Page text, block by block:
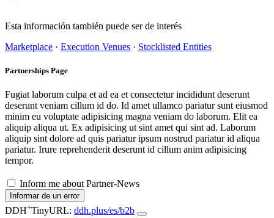
Esta información también puede ser de interés
Marketplace · Execution Venues · Stocklisted Entities
Partnerships Page
Fugiat laborum culpa et ad ea et consectetur incididunt deserunt
deserunt veniam cillum id do. Id amet ullamco pariatur sunt eiusmod
minim eu voluptate adipisicing magna veniam do laborum. Elit ea
aliquip aliqua ut. Ex adipisicing ut sint amet qui sint ad. Laborum
aliquip sint dolore ad quis pariatur ipsum nostrud pariatur id aliqua
pariatur. Irure reprehenderit deserunt id cillum anim adipisicing
tempor.
Inform me about Partner-News
Informar de un error
DDH+TinyURL: ddh.plus/es/b2b